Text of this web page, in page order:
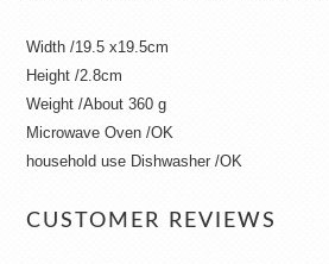
Width /19.5 x19.5cm
Height /2.8cm
Weight /About 360 g
Microwave Oven /OK
household use Dishwasher /OK
CUSTOMER REVIEWS